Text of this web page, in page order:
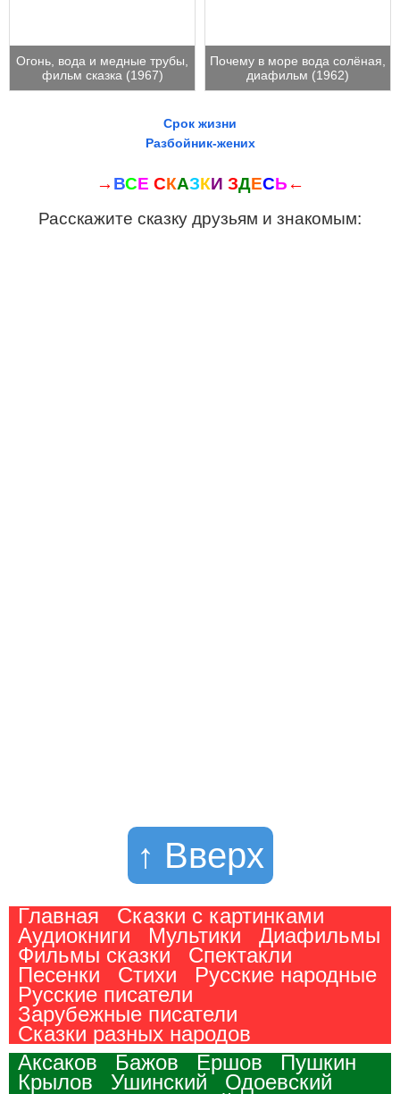
Огонь, вода и медные трубы,
фильм сказка (1967)
Почему в море вода солёная,
диафильм (1962)
Срок жизни
Разбойник-жених
→ ВСЕ СКАЗКИ ЗДЕСЬ ←
Расскажите сказку друзьям и знакомым:
↑ Вверх
Главная
Сказки с картинками
Аудиокниги
Мультики
Диафильмы
Фильмы сказки
Спектакли
Песенки
Стихи
Русские народные
Русские писатели
Зарубежные писатели
Сказки разных народов
Аксаков
Бажов Ершов
Пушкин
Крылов
Ушинский
Одоевский